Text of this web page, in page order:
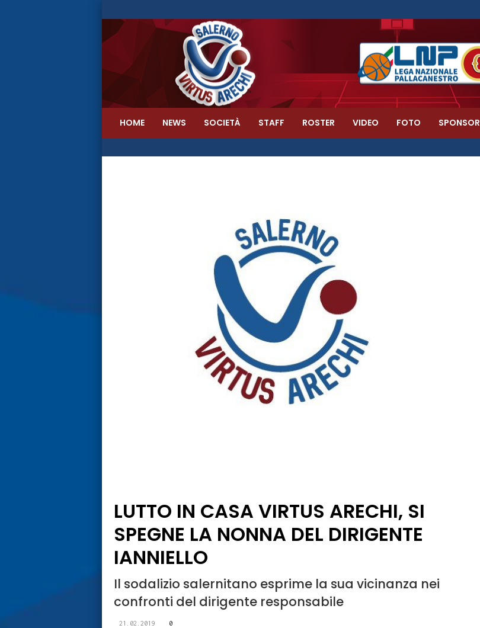
HOME NEWS SOCIETÀ STAFF ROSTER VIDEO FOTO SPONSOR
LUTTO IN CASA VIRTUS ARECHI, SI
SPEGNE LA NONNA DEL DIRIGENTE
IANNIELLO
Il sodalizio salernitano esprime la sua vicinanza nei
confronti del dirigente responsabile
21.02.2019 0